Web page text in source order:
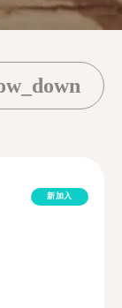
新加入